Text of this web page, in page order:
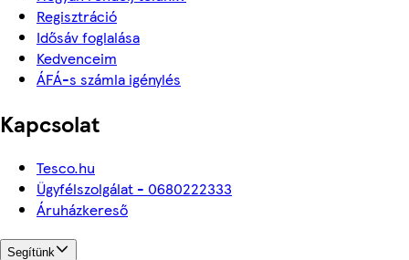
Regisztráció
Idősáv foglalása
Kedvenceim
ÁFÁ-s számla igénylés
Kapcsolat
Tesco.hu
Ügyfélszolgálat - 0680222333
Áruházkereső
Segítünk